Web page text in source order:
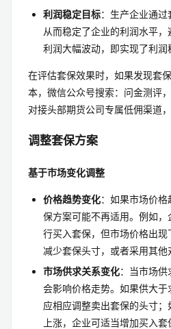
利润稳定目标：生产企业通过
从而稳定了企业的利润水平
利润大幅波动，即实现了利润
在评估套保效果时，如果发现套
本，微信公众号搜索：问金测评
对接头部期货公司专属低佣渠道
调整套保方案
基于市场变化调整
价格趋势变化：如果市场价
保方案可能不再适用。例如
行买入套保，但市场价格出
减少套保头寸，或者采用其他
市场供求关系变化：当市场供
会影响价格走势。如果供大
应相应调整卖出套保的头寸
上涨，企业可适当增加买入套